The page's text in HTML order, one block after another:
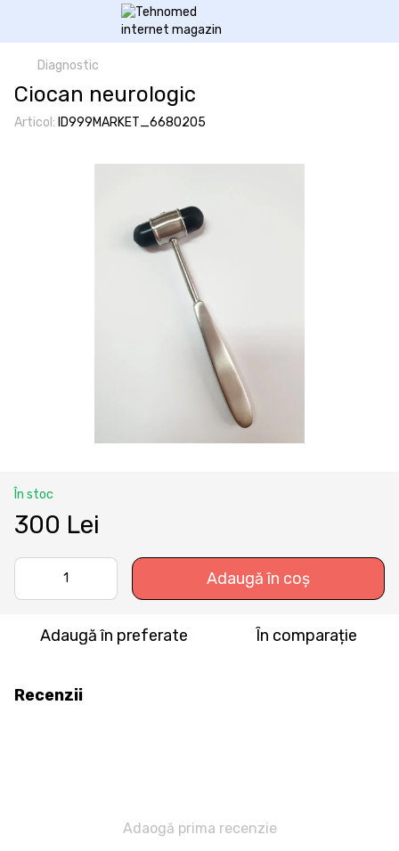
Diagnostic
Ciocan neurologic
Articol: ID999MARKET_6680205
În stoc
300 Lei
Adaugă în coș
Adaugă în preferate În comparație
Recenzii
Adaogă prima recenzie